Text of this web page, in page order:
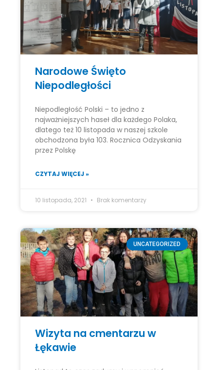
Narodowe Święto
Niepodległości
Niepodległość Polski – to jedno z
najważniejszych haseł dla każdego Polaka,
dlatego też 10 listopada w naszej szkole
obchodzona była 103. Rocznica Odzyskania
przez Polskę
CZYTAJ WIĘCEJ »
10 listopada, 2021 Brak komentarzy
UNCATEGORIZED
Wizyta na cmentarzu w
Łękawie